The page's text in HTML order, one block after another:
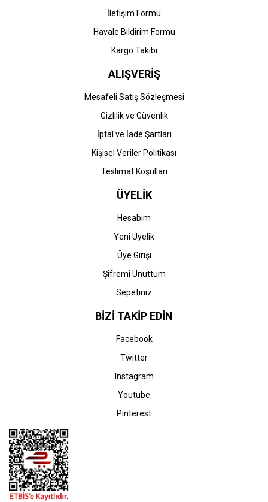
İletişim Formu
Havale Bildirim Formu
Kargo Takibi
ALIŞVERİŞ
Mesafeli Satış Sözleşmesi
Gizlilik ve Güvenlik
İptal ve İade Şartları
Kişisel Veriler Politikası
Teslimat Koşulları
ÜYELİK
Hesabım
Yeni Üyelik
Üye Girişi
Şifremi Unuttum
Sepetiniz
BİZİ TAKİP EDİN
Facebook
Twitter
Instagram
Youtube
Pinterest